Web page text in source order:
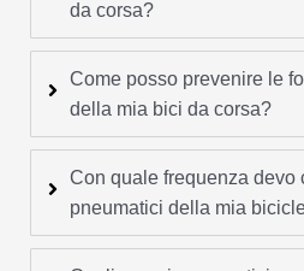
da corsa?
Come posso prevenire le
della mia bici da corsa?
Con quale frequenza devo
pneumatici della mia